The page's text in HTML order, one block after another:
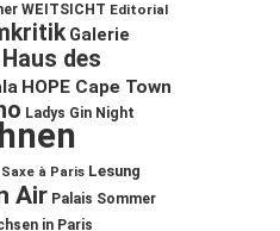
WEITSICHT Editorial
Galerie
Haus des
HOPE Cape Town
Ladys Gin Night
Saxe à Paris Lesung
Air Palais Sommer
in Paris